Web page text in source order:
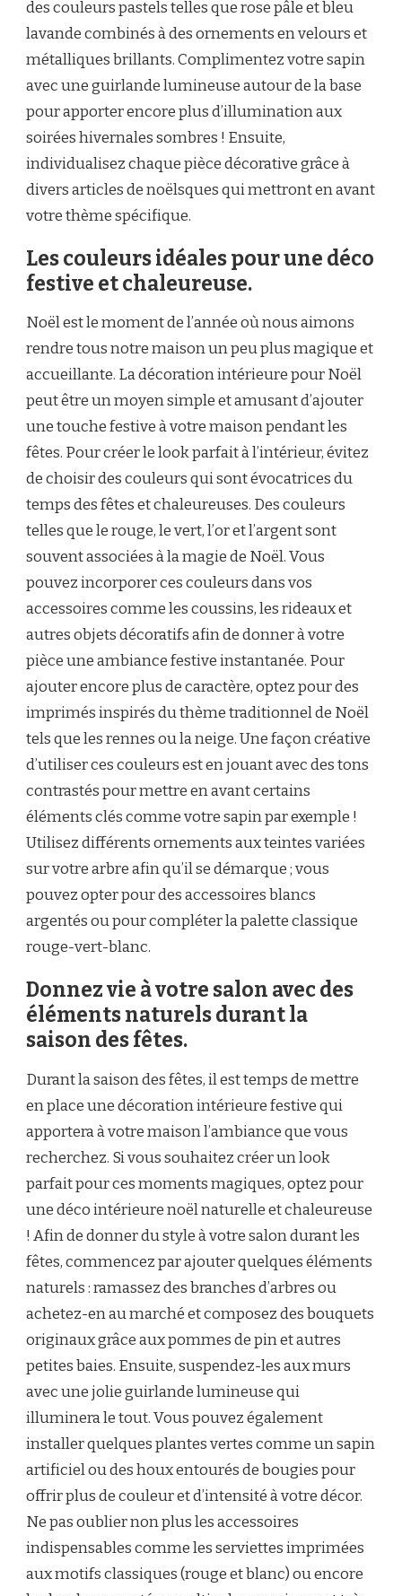
des couleurs pastels telles que rose pâle et bleu
lavande combinés à des ornements en velours et
métalliques brillants. Complimentez votre sapin
avec une guirlande lumineuse autour de la base
pour apporter encore plus d’illumination aux
soirées hivernales sombres ! Ensuite,
individualisez chaque pièce décorative grâce à
divers articles de noëlsques qui mettront en avant
votre thème spécifique.
Les couleurs idéales pour une déco
festive et chaleureuse.
Noël est le moment de l’année où nous aimons
rendre tous notre maison un peu plus magique et
accueillante. La décoration intérieure pour Noël
peut être un moyen simple et amusant d’ajouter
une touche festive à votre maison pendant les
fêtes. Pour créer le look parfait à l’intérieur, évitez
de choisir des couleurs qui sont évocatrices du
temps des fêtes et chaleureuses. Des couleurs
telles que le rouge, le vert, l’or et l’argent sont
souvent associées à la magie de Noël. Vous
pouvez incorporer ces couleurs dans vos
accessoires comme les coussins, les rideaux et
autres objets décoratifs afin de donner à votre
pièce une ambiance festive instantanée. Pour
ajouter encore plus de caractère, optez pour des
imprimés inspirés du thème traditionnel de Noël
tels que les rennes ou la neige. Une façon créative
d’utiliser ces couleurs est en jouant avec des tons
contrastés pour mettre en avant certains
éléments clés comme votre sapin par exemple !
Utilisez différents ornements aux teintes variées
sur votre arbre afin qu’il se démarque ; vous
pouvez opter pour des accessoires blancs
argentés ou pour compléter la palette classique
rouge-vert-blanc.
Donnez vie à votre salon avec des
éléments naturels durant la
saison des fêtes.
Durant la saison des fêtes, il est temps de mettre
en place une décoration intérieure festive qui
apportera à votre maison l’ambiance que vous
recherchez. Si vous souhaitez créer un look
parfait pour ces moments magiques, optez pour
une déco intérieure noël naturelle et chaleureuse
! Afin de donner du style à votre salon durant les
fêtes, commencez par ajouter quelques éléments
naturels : ramassez des branches d’arbres ou
achetez-en au marché et composez des bouquets
originaux grâce aux pommes de pin et autres
petites baies. Ensuite, suspendez-les aux murs
avec une jolie guirlande lumineuse qui
illuminera le tout. Vous pouvez également
installer quelques plantes vertes comme un sapin
artificiel ou des houx entourés de bougies pour
offrir plus de couleur et d’intensité à votre décor.
Ne pas oublier non plus les accessoires
indispensables comme les serviettes imprimées
aux motifs classiques (rouge et blanc) ou encore